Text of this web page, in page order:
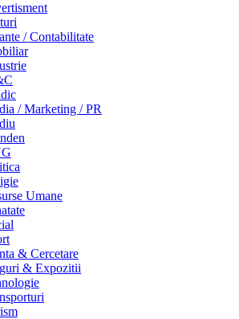
/ Contabilitate
/ Marketing / PR
Umane
& Cercetare
& Expozitii